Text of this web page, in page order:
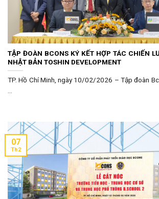
TẬP ĐOÀN BCONS KÝ KẾT HỢP TÁC CHIẾN
NHẬT BẢN TOSHIN DEVELOPMENT
TP. Hồ Chí Minh, ngày 10/02/2026 – Tập đoàn
07
Th2